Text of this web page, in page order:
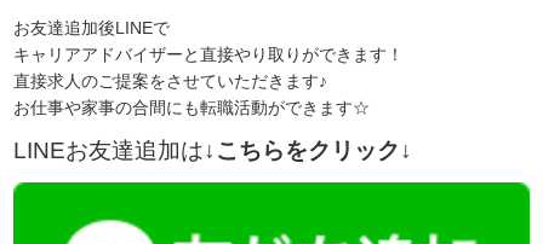
お友達追加後LINEで
キャリアアドバイザーと直接やり取りができます！
直接求人のご提案をさせていただきます♪
お仕事や家事の合間にも転職活動ができます☆
LINEお友達追加は↓こちらをクリック↓